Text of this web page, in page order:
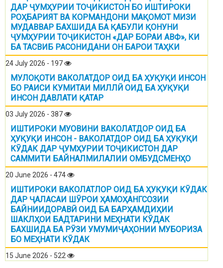
ДАР ҶУМҲУРИИ ТОҶИКИСТОН БО ИШТИРОКИ
РОҲБАРИЯТ ВА КОРМАНДОНИ МАҚОМОТ МИЗИ
МУДАВВАР БАХШИДА БА ҚАБУЛИ ҚОНУНИ
ҶУМҲУРИИ ТОҶИКИСТОН «ДАР БОРАИ АВФ», КИ
БА ТАСВИБ РАСОНИДАНИ ОН БАРОИ ТАҲКИ
24 July 2026 - 197
МУЛОҚОТИ ВАКОЛАТДОР ОИД БА ҲУҚУҚИ ИНСОН
БО РАИСИ КУМИТАИ МИЛЛӢ ОИД БА ҲУҚУҚИ
ИНСОН ДАВЛАТИ ҚАТАР
03 July 2026 - 387
ИШТИРОКИ МУОВИНИ ВАКОЛАТДОР ОИД БА
ҲУҚУҚИ ИНСОН - ВАКОЛАТДОР ОИД БА ҲУҚУҚИ
КӮДАК ДАР ҶУМҲУРИИ ТОҶИКИСТОН ДАР
САММИТИ БАЙНАЛМИЛАЛИИ ОМБУДСМЕНҲО
20 June 2026 - 474
ИШТИРОКИ ВАКОЛАТЛОР ОИД БА ҲУҚУҚИ КӮДАК
ДАР ҶАЛАСАИ ШӮРОИ ҲАМОҲАНГСОЗИИ
БАЙНИИДОРАВӢ ОИД БА БАРҲАМДИҲИИ
ШАКЛҲОИ БАДТАРИНИ МЕҲНАТИ КӮДАК
БАХШИДА БА РӮЗИ УМУМИҶАҲОНИИ МУБОРИЗА
БО МЕҲНАТИ КӮДАК
15 June 2026 - 522